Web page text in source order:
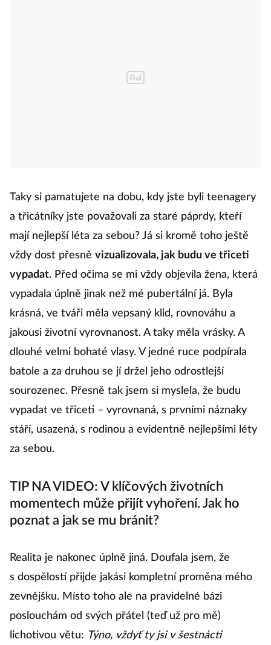
Taky si pamatujete na dobu, kdy jste byli teenagery
a třicátníky jste považovali za staré páprdy, kteří
mají nejlepší léta za sebou? Já si kromě toho ještě
vždy dost přesně vizualizovala, jak budu ve třiceti
vypadat. Před očima se mi vždy objevila žena, která
vypadala úplně jinak než mé pubertální já. Byla
krásná, ve tváři měla vepsaný klid, rovnováhu a
jakousi životní vyrovnanost. A taky měla vrásky. A
dlouhé velmi bohaté vlasy. V jedné ruce podpírala
batole a za druhou se jí držel jeho odrostlejší
sourozenec. Přesně tak jsem si myslela, že budu
vypadat ve třiceti – vyrovnaná, s prvními náznaky
stáří, usazená, s rodinou a evidentně nejlepšími léty
za sebou.
TIP NA VIDEO: V klíčových životních
momentech může přijít vyhoření. Jak ho
poznat a jak se mu bránit?
Realita je nakonec úplně jiná. Doufala jsem, že
s dospělostí přijde jakási kompletní proměna mého
zevnějšku. Místo toho ale na pravidelné bázi
poslouchám od svých přátel (teď už pro mě)
lichotivou větu: Týno, vždyť ty jsi v šestnácti